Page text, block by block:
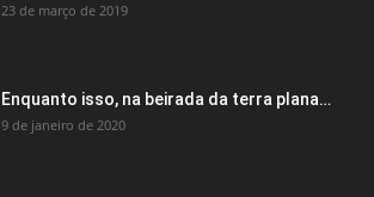
23 de março de 2019
Enquanto isso, na beirada da terra plana…
9 de janeiro de 2020